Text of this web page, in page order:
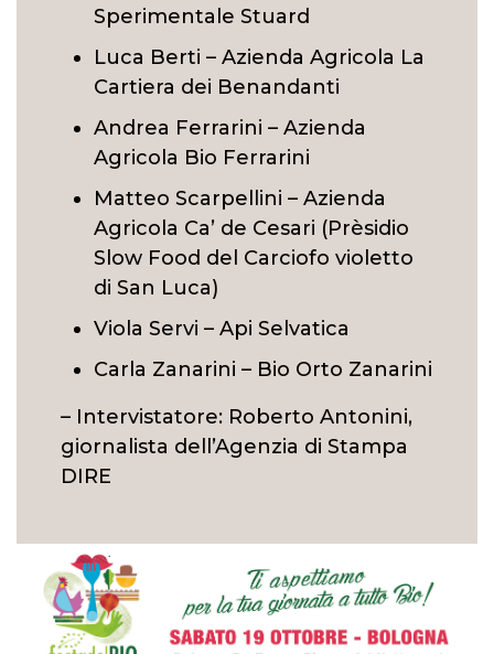
Sperimentale Stuard
Luca Berti – Azienda Agricola La
Cartiera dei Benandanti
Andrea Ferrarini – Azienda
Agricola Bio Ferrarini
Matteo Scarpellini – Azienda
Agricola Ca’ de Cesari (Prèsidio
Slow Food del Carciofo violetto
di San Luca)
Viola Servi – Api Selvatica
Carla Zanarini – Bio Orto Zanarini
– Intervistatore: Roberto Antonini,
giornalista dell’Agenzia di Stampa
DIRE